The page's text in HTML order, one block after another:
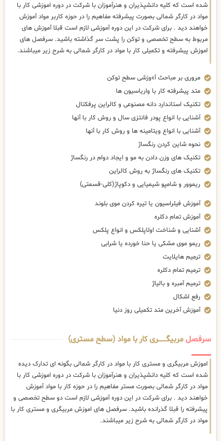
شده است که کلیه دانشپذیران و هنرآموزان با شرکت در دوره اموزشی کار با
مواد در کارگر شمالی بصورت پیشرفته مفاهیم را در حوزه کاربر مواد آموزش
خواهند دید . برای شرکت در این دوره آموزشی لازم است قبلا آموزش های
مربوط به سطح تخصصی و توکن را پشت سر گذاشته باشید. سرفصل های
اموزش پیشرفته و تکمیلی کار با مواد در کارگر شمالی به شرح زیر میباشند.
مروری بر مباحث آ»وزشی سطح توکن
متد پیشرفته کار با واریاسیون ها
تکنیک استاندارد دانه مصنوعی و کالراین پرفکتال
آشنایی با انواع پودر فانتزی سال و روش کار با آنها
آشنایی با انواع ویتامینه ها و روش کار با آنها
نحوه شاین کردن رنگساژ
تکنیک های وزن دادن به مو و ایجاد دوام در رنگساژ
تکنیک های رنگساژ به روش کالراین
ریموور و شامپو شیمیایی و دکوپاژ(کلی-قسمتی)
آموزش فیلراسیون یا تیره کردن موی بلوند
آموزش تمام دکلره
آشنایی و شناخت اولاپلکس و انواع پلکس
ریمو موی مشکی یا حنا خورده یا شرابی
ترمیم هایلایت
ترمیم تمام دکلره
ترمیم آمبره و بالیاژ
رفع اشکال
آموزش آخرین متد تکمیلی روز دنیا
سرفصلمربیگــــــــری کار با مواد (سطح مستری)
اموزش مربیگری و مستری کار با مواد در کارگر شمالی بگونه ای تدارک دیده
شده است که کلیه دانشپذیران و هنرآموزان با شرکت در دوره اموزشی کار با
مواد در کارگر شمالی بصورت مستر مفاهیم را در حوزه کار با مواد آموزش
خواهند دید . برای شرکت در این دوره آموزشی لازم است دو سطح تخصصی و
پیشرفته را قبلا گذرانده باشید. سرفصل های اموزش مربیگری و مستری کار با
مواد در کارگر شمالی به شرح زیر میباشند.